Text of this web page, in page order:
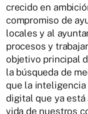
crecido en
compromiso de
locales y al
procesos y
objetivo principal
la búsqueda de
que la
digital que ya está
vida de nuestros